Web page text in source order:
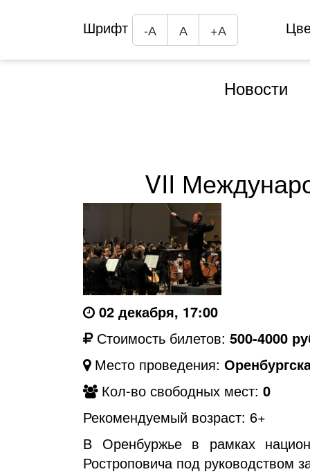
Шрифт -А А +А
Новости
VII
02 декабря, 17:00
Стоимость билетов: 500-4000
Место проведения:
Кол-во свободных мест: 0
Рекомендуемый возраст: 6+
В Оренбуржье в рамках
Ростроповича под руководством